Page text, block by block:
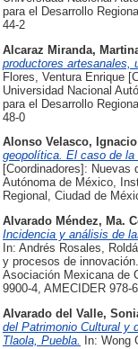
para el Desarrollo
44-2
Alcaraz Miranda,
productores artesanales,
Flores, Ventura Enrique
Universidad Nacional
para el Desarrollo
48-0
Alonso Velasco, Ignacio
geopolítica. El caso de la
[Coordinadores]:
Autónoma de México,
Regional, Ciudad de
Alvarado Méndez, Ma.
Incidencia y análisis de
In: Andrés Rosales,
y procesos de
Asociación Mexicana de
9900-4, AMECIDER 978-
Alvarado del Valle,
del Patrimonio Cultural y
Tlaola, Puebla.
In: Wong